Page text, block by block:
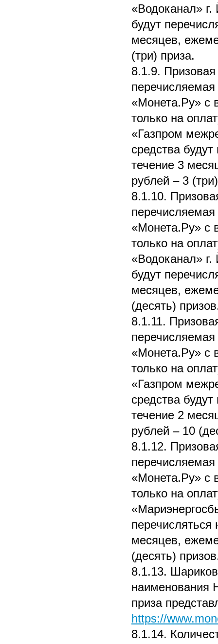
«Водоканал»
будут
месяцев,
(три) приза.
8.1.9.
«Монета.Ру» с
только на
«Газпром
средства
течение 3
рублей – 3
8.1.10.
«Монета.Ру» с
только на
«Водоканал»
будут
месяцев,
(десять)
8.1.11.
«Монета.Ру» с
только на
«Газпром
средства
течение 2
рублей – 10
8.1.12.
«Монета.Ру» с
только на
перечисляться
месяцев,
(десять)
8.1.13.
приза
https://
8.1.14.